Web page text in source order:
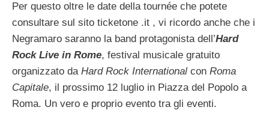
Per questo oltre le date della tournée che potete
consultare sul sito ticketone .it , vi ricordo anche che i
Negramaro saranno la band protagonista dell’Hard
Rock Live in Rome, festival musicale gratuito
organizzato da Hard Rock International con Roma
Capitale, il prossimo 12 luglio in Piazza del Popolo a
Roma. Un vero e proprio evento tra gli eventi.